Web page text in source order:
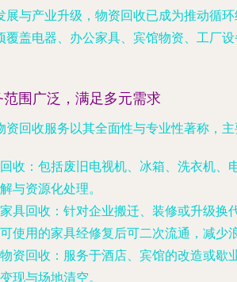
展与产业升级，物资回收已成为推动循
覆盖电器、办公家具、宾馆物资、工厂
范围广泛，满足多元需求
资回收服务以其全面性与专业性著称，主
收 ：包括废旧电视机、冰箱、洗衣机
与资源化处理。
具回收 ：针对企业搬迁、装修或升级
使用的家具经修复后可二次流通，减少浪
资回收 ：服务于酒店、宾馆的改造或
现与场地清空。